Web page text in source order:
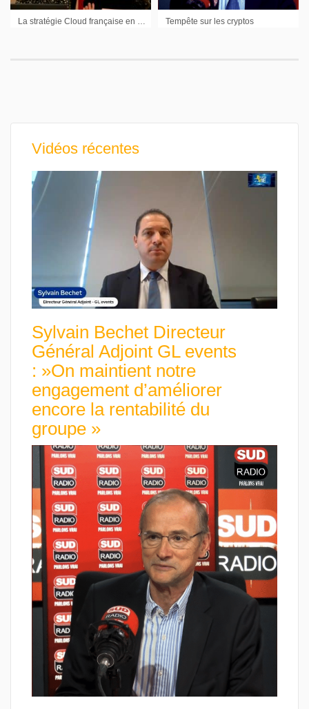
Tempête sur les cryptos
Vidéos récentes
Sylvain Bechet Directeur
Général Adjoint GL events
: »On maintient notre
engagement d’améliorer
encore la rentabilité du
groupe »